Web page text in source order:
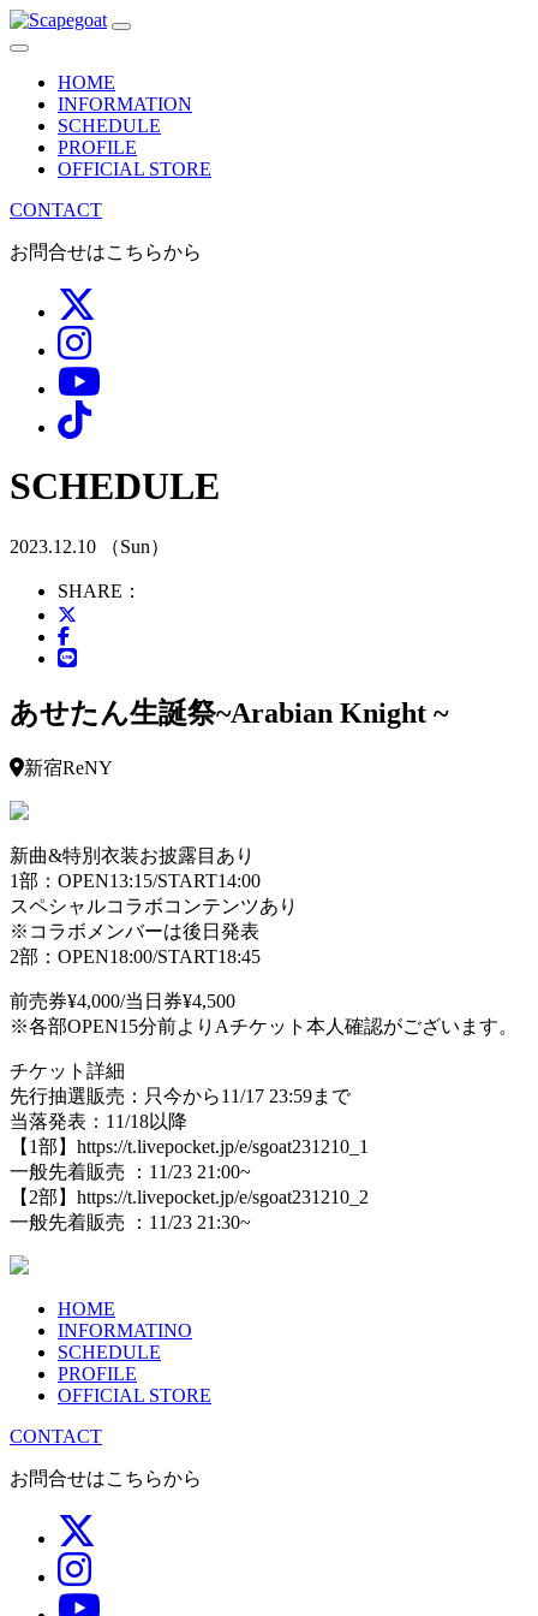
メ
ゲ
ー
HOME
INFORMATION
SCHEDULE
PROFILE
OFFICIAL STORE
CONTACT
お問合せはこちらから
SCHEDULE
2023.12.10 （Sun）
SHARE：
あせたん生誕祭~Arabian Knight ~
新宿ReNY
新曲&特別衣装お披露目あり
1部：OPEN13:15/START14:00
スペシャルコラボコンテンツあり
※コラボメンバーは後日発表
2部：OPEN18:00/START18:45
前売券¥4,000/当日券¥4,500
※各部OPEN15分前よりAチケット本人確認がございます。
チケット詳細
先行抽選販売：只今から11/17 23:59まで
当落発表：11/18以降
【1部】https://t.livepocket.jp/e/sgoat231210_1
一般先着販売 ：11/23 21:00~
【2部】https://t.livepocket.jp/e/sgoat231210_2
一般先着販売 ：11/23 21:30~
HOME
INFORMATINO
SCHEDULE
PROFILE
OFFICIAL STORE
CONTACT
お問合せはこちらから